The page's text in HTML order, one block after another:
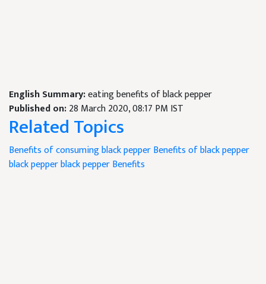
English Summary:eating benefits of black pepper
Published on:28 March 2020, 08:17 PM IST
Related Topics
Benefits of consuming black pepperBenefits of black pepper
black pepperblack pepper Benefits